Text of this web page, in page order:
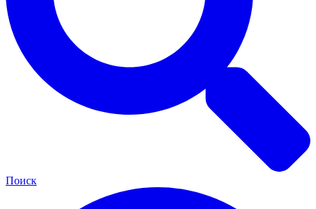
Поиск